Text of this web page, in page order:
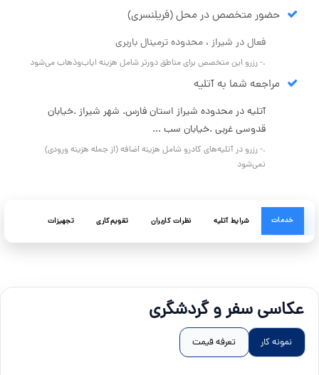
حضور متخصص در محل (فریلنسری)
فعال در شیراز ، محدوده ترمینال باربری
.- رزرو این متخصص برای مناطق دورتر شامل هزینه ایاب‌وذهاب می‌شود
مراجعه شما به آتلیه
آتلیه در محدوده شیراز استان فارس. شهر شیراز .خیابان
قدوسی غربی .خیابان سب ...
.- رزرو در آتلیه‌های کادرو شامل هزینه اضافه (از جمله هزینه ورودی)
نمی‌شود
خدمات شرایط آتلیه نظرات کاربران تقویم‌کاری تجهیزات
عکاسی سفر و گردشگری
نمونه کار تعرفه قیمت